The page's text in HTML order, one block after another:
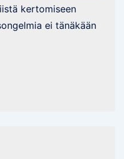
kertomiseen
ei tänäkään